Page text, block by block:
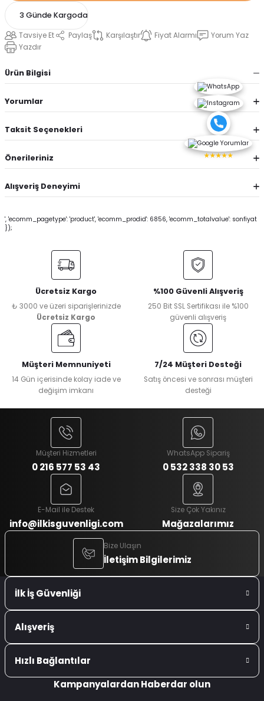
3 Günde Kargoda
Tavsiye Et Paylaş Karşılaştır Fiyat Alarmı
Yorum Yaz
Yazdır
Ürün Bilgisi
Yorumlar
Taksit Seçenekleri
Önerileriniz
Alışveriş Deneyimi
', 'ecomm_pagetype': 'product', 'ecomm_prodid': 6856, 'ecomm_totalvalue': sonfiyat
});
Ücretsiz Kargo
₺ 3000 ve üzeri siparişlerinizde
Ücretsiz Kargo
%100 Güvenli Alışveriş
250 Bit SSL Sertifikası ile %100
güvenli alışveriş
Müşteri Memnuniyeti
14 Gün içerisinde kolay iade ve
değişim imkanı
7/24 Müşteri Desteği
Satış öncesi ve sonrası müşteri
desteği
Müşteri Hizmetleri
0 216 577 53 43
WhatsApp Sipariş
0 532 338 30 53
E-Mail ile Destek
info@ilkisguvenligi.com
Size Çok Yakınız
Mağazalarımız
Bize Ulaşın
İletişim Bilgilerimiz
İlk İş Güvenliği
Alışveriş
Hızlı Bağlantılar
★★★★★
Kampanyalardan Haberdar olun